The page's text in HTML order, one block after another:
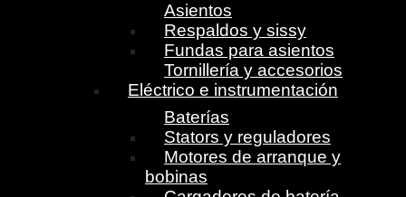
Asientos
Respaldos y sissy
Fundas para asientos
Tornillería y accesorios
Eléctrico e instrumentación
Baterías
Stators y reguladores
Motores de arranque y
bobinas